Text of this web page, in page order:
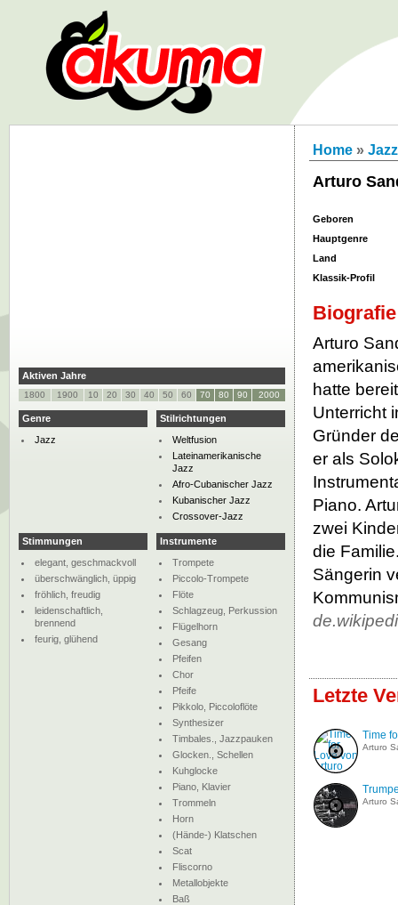
Home » Jazz
Arturo
Geboren
Hauptgenre
Land
Klassik-Profil
Biografie
Arturo
hatte
Unterricht
Gründer
er als
Piano.
zwei
die
Sängerin
Letzte
Time
Arturo
Arturo
Aktiven Jahre
1800 1900 10 20 30 40 50 60 70 80 90 2000
Genre
Jazz
Stilrichtungen
Weltfusion
Lateinamerikanische
Jazz
Afro-Cubanischer Jazz
Kubanischer Jazz
Crossover-Jazz
Stimmungen
elegant, geschmackvoll
überschwänglich, üppig
fröhlich, freudig
leidenschaftlich,
brennend
feurig, glühend
Instrumente
Trompete
Piccolo-Trompete
Flöte
Schlagzeug, Perkussion
Flügelhorn
Gesang
Pfeifen
Chor
Pfeife
Pikkolo, Piccoloflöte
Synthesizer
Timbales., Jazzpauken
Glocken., Schellen
Kuhglocke
Piano, Klavier
Trommeln
Horn
(Hände-) Klatschen
Scat
Fliscorno
Metallobjekte
Baß